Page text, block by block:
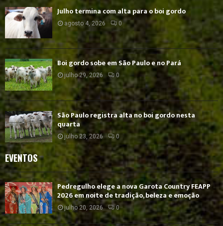
Julho termina com alta para o boi gordo
agosto 4, 2026 0
Boi gordo sobe em São Paulo e no Pará
julho 29, 2026 0
São Paulo registra alta no boi gordo nesta
quarta
julho 23, 2026 0
EVENTOS
Pedregulho elege a nova Garota Country FEAPP
2026 em noite de tradição, beleza e emoção
julho 20, 2026 0